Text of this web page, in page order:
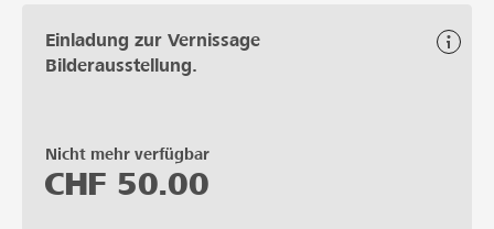
Einladung zur Vernissage
Bilderausstellung.
Nicht mehr verfügbar
CHF 50.00